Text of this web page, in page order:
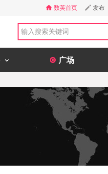
数英首页 发布
广场